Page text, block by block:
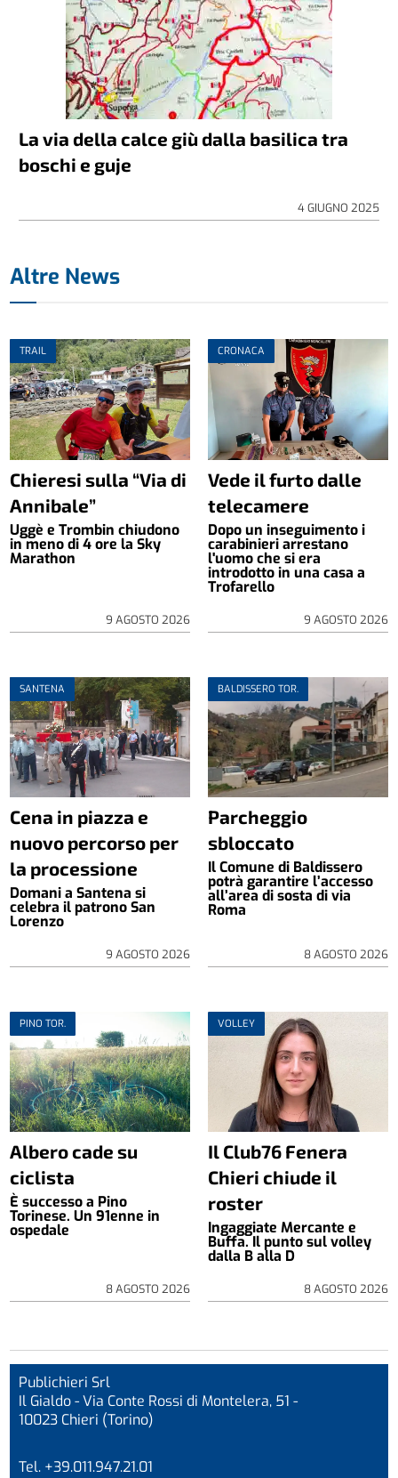
La via della calce giù dalla basilica tra
boschi e guje
4 GIUGNO 2025
Altre News
TRAIL
Chieresi sulla “Via di
Annibale”
Uggè e Trombin chiudono
in meno di 4 ore la Sky
Marathon
9 AGOSTO 2026
CRONACA
Vede il furto dalle
telecamere
Dopo un inseguimento i
carabinieri arrestano
l'uomo che si era
introdotto in una casa a
Trofarello
9 AGOSTO 2026
SANTENA
Cena in piazza e
nuovo percorso per
la processione
Domani a Santena si
celebra il patrono San
Lorenzo
9 AGOSTO 2026
BALDISSERO TOR.
Parcheggio
sbloccato
Il Comune di Baldissero
potrà garantire l’accesso
all’area di sosta di via
Roma
8 AGOSTO 2026
PINO TOR.
Albero cade su
ciclista
È successo a Pino
Torinese. Un 91enne in
ospedale
8 AGOSTO 2026
VOLLEY
Il Club76 Fenera
Chieri chiude il
roster
Ingaggiate Mercante e
Buffa. Il punto sul volley
dalla B alla D
8 AGOSTO 2026
Publichieri Srl
Il Gialdo - Via Conte Rossi di Montelera, 51 -
10023 Chieri (Torino)
Tel. +39.011.947.21.01